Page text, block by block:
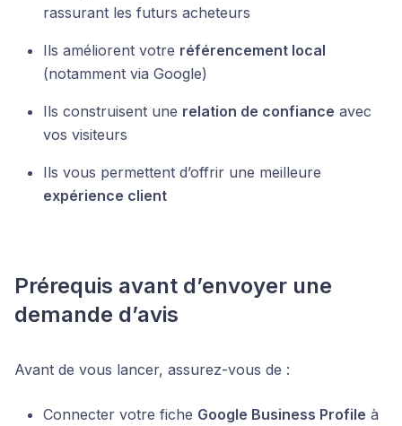
rassurant les futurs acheteurs
Ils améliorent votre référencement local
(notamment via Google)
Ils construisent une relation de confiance avec
vos visiteurs
Ils vous permettent d’offrir une meilleure
expérience client
Prérequis avant d’envoyer une
demande d’avis
Avant de vous lancer, assurez-vous de :
Connecter votre fiche Google Business Profile à